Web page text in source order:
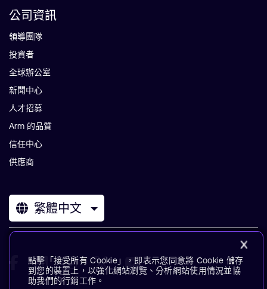
公司資訊
領導團隊
投資者
全球辦公室
新聞中心
人才招募
Arm 的品質
信任中心
供應商
繁體中文
點擊「接受所有 Cookie」，即表示您同意將 Cookie 儲存
到您的裝置上，以強化網站瀏覽、分析網站使用情況並協
助我們的行銷工作。